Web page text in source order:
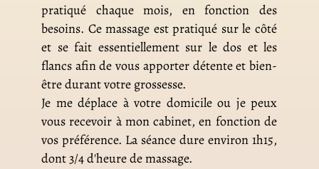
pratiqué chaque mois, en fonction des
besoins. Ce massage est pratiqué sur le côté
et se fait essentiellement sur le dos et les
flancs afin de vous apporter détente et bien-
être durant votre grossesse.
Je me déplace à votre domicile ou je peux
vous recevoir à mon cabinet, en fonction de
vos préférence. La séance dure environ 1h15,
dont 3/4 d'heure de massage.